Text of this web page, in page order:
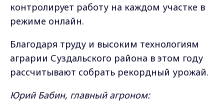
контролирует работу на каждом участке в
режиме онлайн.
Благодаря труду и высоким технологиям
аграрии Суздальского района в этом году
рассчитывают собрать рекордный урожай.
Юрий Бабин, главный агроном: